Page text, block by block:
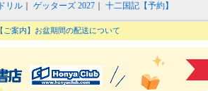
リル ゲッターズ 2027 十二国記【予約】
【ご案内】お盆期間の配送について